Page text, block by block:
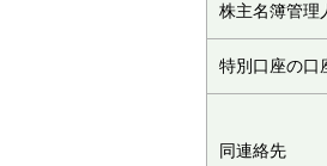
株主名簿管理
特別口座の口
同連絡先